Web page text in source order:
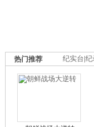
纪实台 纪
热门推荐